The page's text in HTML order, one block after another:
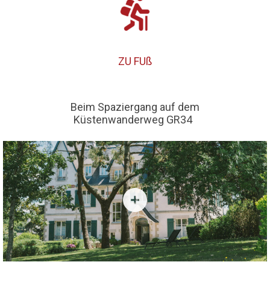
ZU FUß
Beim Spaziergang auf dem
Küstenwanderweg GR34